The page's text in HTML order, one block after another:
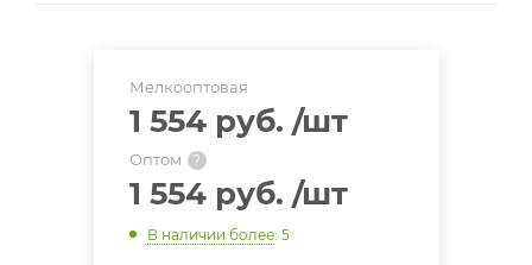
Мелкооптовая
1 554 руб. /шт
Оптом ?
1 554 руб. /шт
В наличии более: 5